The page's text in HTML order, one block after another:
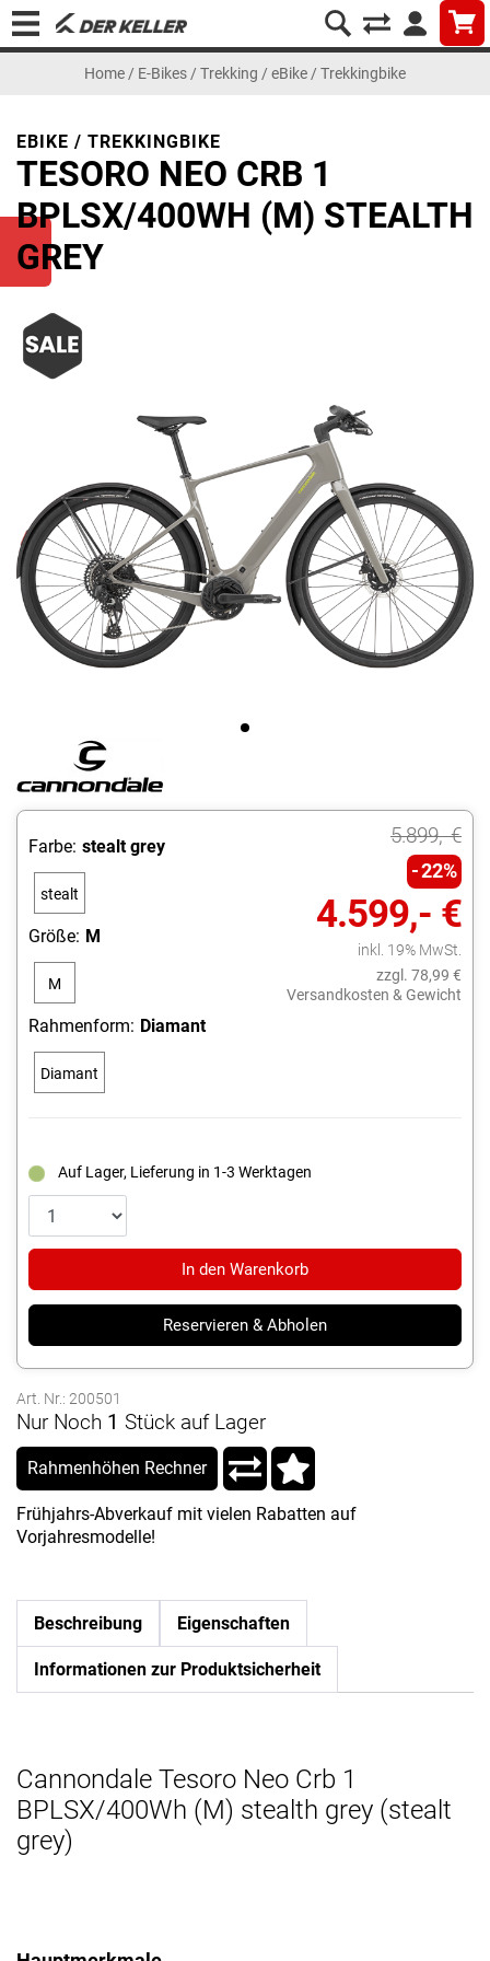
Home / E-Bikes / Trekking / eBike / Trekkingbike
EBIKE / TREKKINGBIKE
TESORO NEO CRB 1
BPLSX/400WH (M) STEALTH
GREY
5.899,- €
22%
4.599,- €
inkl. 19% MwSt.
zzgl. 78,99 €
Versandkosten & Gewicht
Farbe: stealt grey
stealt
Größe: M
M
Rahmenform: Diamant
Diamant
Auf Lager, Lieferung in 1-3 Werktagen
In den Warenkorb
Reservieren & Abholen
Art. Nr.: 200501
Nur Noch 1 Stück auf Lager
Rahmenhöhen Rechner
Frühjahrs-Abverkauf mit vielen Rabatten auf
Vorjahresmodelle!
Beschreibung Eigenschaften
Informationen zur Produktsicherheit
Cannondale Tesoro Neo Crb 1
BPLSX/400Wh (M) stealth grey (stealt
grey)